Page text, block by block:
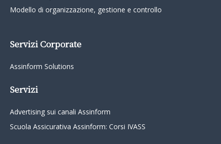
Modello di organizzazione, gestione e controllo
Servizi Corporate
Assinform Solutions
Servizi
Advertising sui canali Assinform
Scuola Assicurativa Assinform: Corsi IVASS